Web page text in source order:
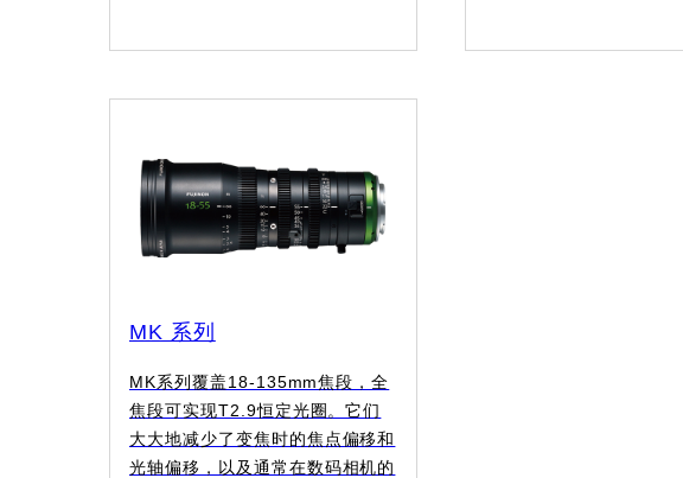
MK 系列
MK系列覆盖18-135mm焦段，全
焦段可实现T2.9恒定光圈。它们
大大地减少了变焦时的焦点偏移和
光轴偏移，以及通常在数码相机的